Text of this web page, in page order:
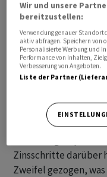
weniger eine Stärke
breit angelegte
Spekulationen auf
Fed: Weil die
zurückgegangen ist,
auf ein Ende der
Analysten und
auf eine
Zinsschritte darüber
Zweifel gezogen,
Wir und unsere
bereitzustellen:
Verwendung genauer
aktiv abfragen. Speichern von
Personalisierte Werbung und
Performance von Inhalten,
Verbesserung von Angeboten.
Liste der Partner